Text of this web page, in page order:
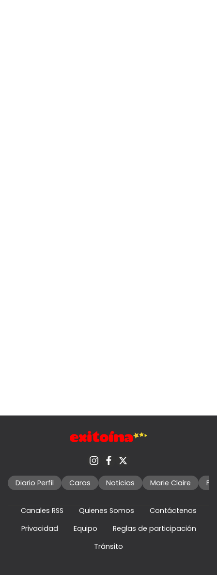
Diario Perfil Caras Noticias Marie Claire
Canales RSS Quienes Somos
Contáctenos
Privacidad
Equipo
Reglas de participación
Tránsito